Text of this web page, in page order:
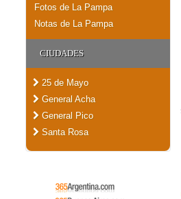
Fotos de La Pampa
Notas de La Pampa
CIUDADES
25 de Mayo
General Acha
General Pico
Santa Rosa